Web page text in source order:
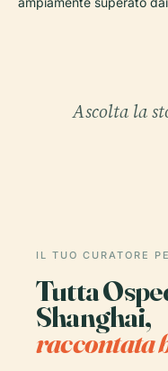
Ascolta la
IL TUO CURATORE
Tutta
Shanghai,
raccontata